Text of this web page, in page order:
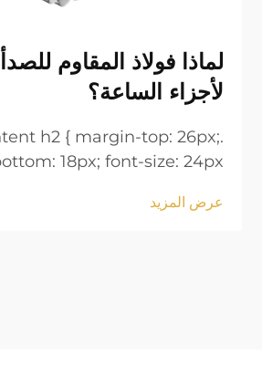
لأجزاء الساعة؟
h2 { margin-top: 26px;
18px; font-size: 24px
normal; } .blog-content h3 {
عرض المزيد